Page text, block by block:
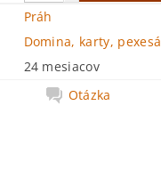
Práh
Domina, karty, pexesá
24 mesiacov
Otázka